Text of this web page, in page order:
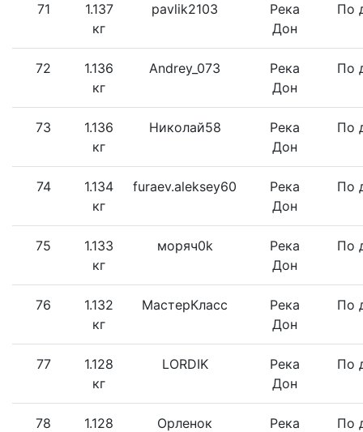
71
1.137
кг
pavlik2103
Река
Дон
По
72
1.136
кг
Andrey_073
Река
Дон
По
73
1.136
кг
Николай58
Река
Дон
По
74
1.134
кг
furaev.aleksey60
Река
Дон
По
75
1.133
кг
моряч0k
Река
Дон
По
76
1.132
кг
МастерКласс
Река
Дон
По
77
1.128
кг
LORDIK
Река
Дон
По
78
1.128
Орленок
Река
По